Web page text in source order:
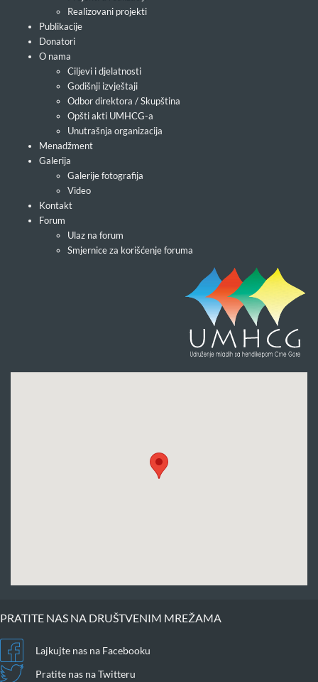
Realizovani projekti
Publikacije
Donatori
O nama
Ciljevi i djelatnosti
Godišnji izvještaji
Odbor direktora / Skupština
Opšti akti UMHCG-a
Unutrašnja organizacija
Menadžment
Galerija
Galerije fotografija
Video
Kontakt
Forum
Ulaz na forum
Smjernice za korišćenje foruma
PRATITE NAS NA DRUŠTVENIM MREŽAMA
Lajkujte nas na Facebooku
Pratite nas na Twitteru